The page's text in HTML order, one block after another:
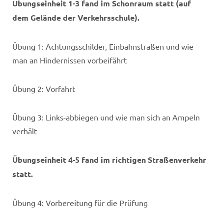
Übungseinheit 1-3 fand im Schonraum statt (auf
dem Gelände der Verkehrsschule).
Übung 1: Achtungsschilder, Einbahnstraßen und wie
man an Hindernissen vorbeifährt
Übung 2: Vorfahrt
Übung 3: Links-abbiegen und wie man sich an Ampeln
verhält
Übungseinheit 4-5 fand im richtigen Straßenverkehr
statt.
Übung 4: Vorbereitung für die Prüfung